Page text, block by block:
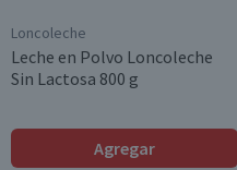
Loncoleche
Leche en Polvo Loncoleche
Sin Lactosa 800 g
Agregar